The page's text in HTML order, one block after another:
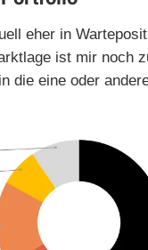
eher in
ist mir noch
die eine oder